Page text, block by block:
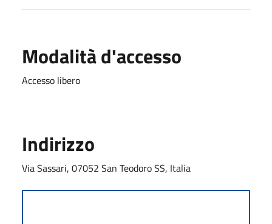
Modalità d'accesso
Accesso libero
Indirizzo
Via Sassari, 07052 San Teodoro SS, Italia